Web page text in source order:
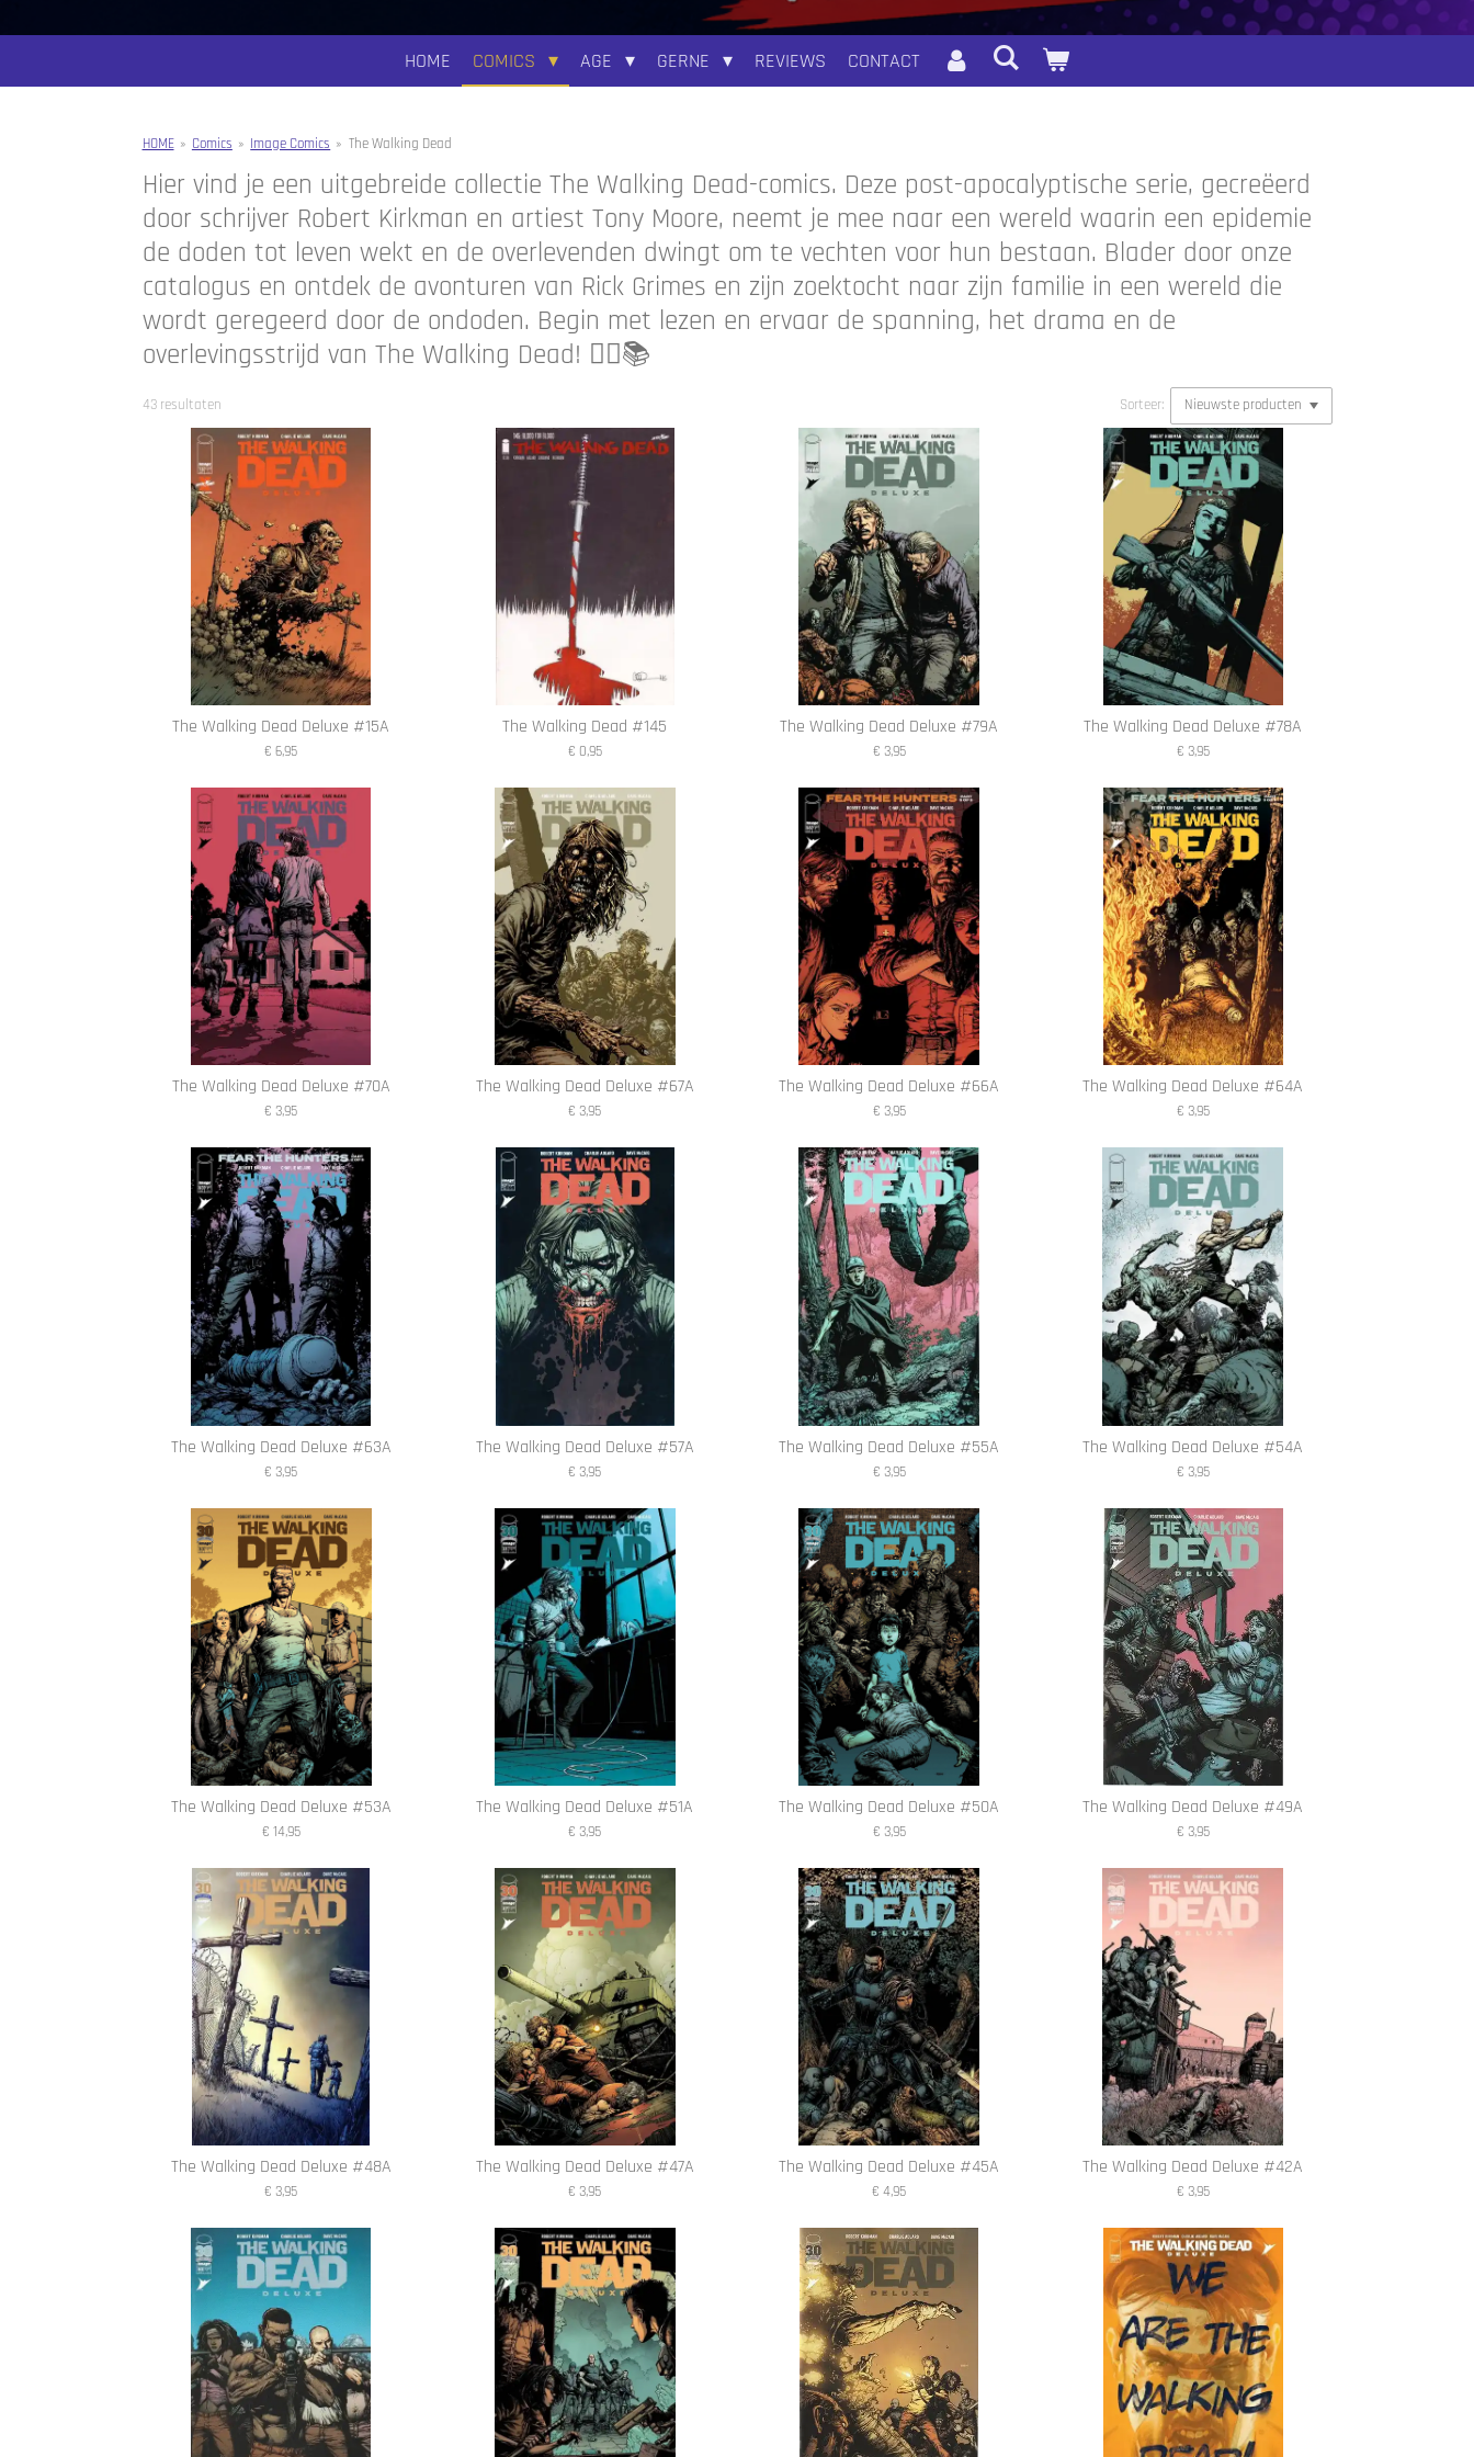
HOME COMICS AGE GERNE REVIEWS CONTACT
HOME » Comics » Image Comics » The Walking Dead
Hier vind je een uitgebreide collectie The Walking Dead-comics. Deze post-apocalyptische serie, gecreëerd
door schrijver Robert Kirkman en artiest Tony Moore, neemt je mee naar een wereld waarin een epidemie
de doden tot leven wekt en de overlevenden dwingt om te vechten voor hun bestaan. Blader door onze
catalogus en ontdek de avonturen van Rick Grimes en zijn zoektocht naar zijn familie in een wereld die
wordt geregeerd door de ondoden. Begin met lezen en ervaar de spanning, het drama en de
overlevingsstrijd van The Walking Dead! 🧟‍♂️📚
43 resultaten Sorteer:
The Walking Dead Deluxe #15A
€ 6,95
The Walking Dead #145
€ 0,95
The Walking Dead Deluxe #79A
€ 3,95
The Walking Dead Deluxe #78A
€ 3,95
The Walking Dead Deluxe #70A
€ 3,95
The Walking Dead Deluxe #67A
€ 3,95
The Walking Dead Deluxe #66A
€ 3,95
The Walking Dead Deluxe #64A
€ 3,95
The Walking Dead Deluxe #63A
€ 3,95
The Walking Dead Deluxe #57A
€ 3,95
The Walking Dead Deluxe #55A
€ 3,95
The Walking Dead Deluxe #54A
€ 3,95
The Walking Dead Deluxe #53A
€ 14,95
The Walking Dead Deluxe #51A
€ 3,95
The Walking Dead Deluxe #50A
€ 3,95
The Walking Dead Deluxe #49A
€ 3,95
The Walking Dead Deluxe #48A
€ 3,95
The Walking Dead Deluxe #47A
€ 3,95
The Walking Dead Deluxe #45A
€ 4,95
The Walking Dead Deluxe #42A
€ 3,95